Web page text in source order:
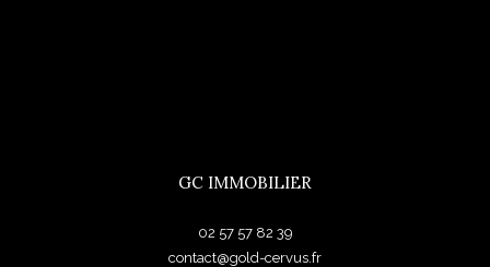
GC IMMOBILIER
02 57 57 82 39
contact@gold-cervus.fr